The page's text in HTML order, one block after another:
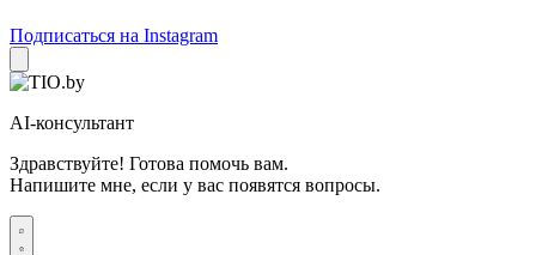
Подписаться на Instagram
AI-консультант
Здравствуйте! Готова помочь вам.
Напишите мне, если у вас появятся вопросы.